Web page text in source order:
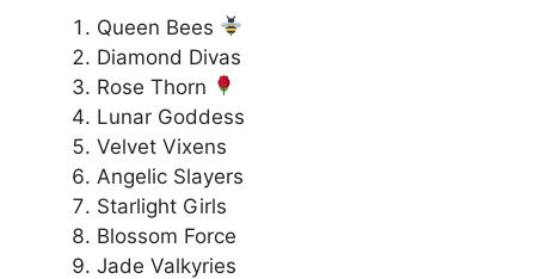
Queen Bees
Diamond Divas
Rose Thorn
Lunar Goddess
Velvet Vixens
Angelic Slayers
Starlight Girls
Blossom Force
Jade Valkyries